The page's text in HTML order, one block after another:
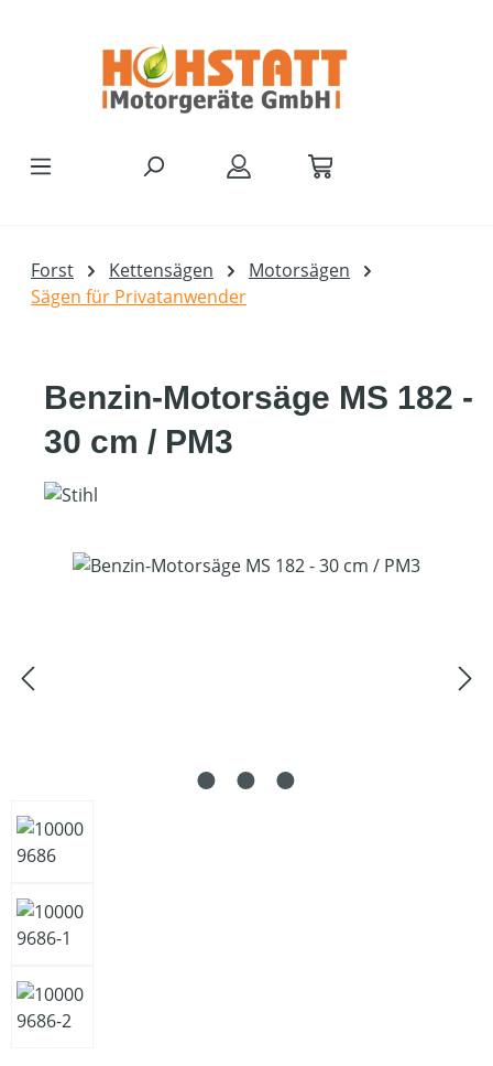
Forst Kettensägen
Motorsägen
Sägen für Privatanwender
Benzin-Motorsäge MS 182 -
30 cm / PM3
Bildergalerie überspringen